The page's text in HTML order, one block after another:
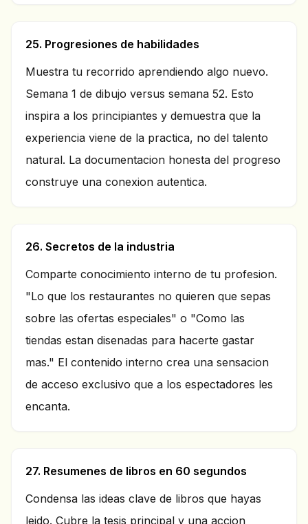
25. Progresiones de habilidades
Muestra tu recorrido aprendiendo algo nuevo.
Semana 1 de dibujo versus semana 52. Esto
inspira a los principiantes y demuestra que la
experiencia viene de la practica, no del talento
natural. La documentacion honesta del progreso
construye una conexion autentica.
26. Secretos de la industria
Comparte conocimiento interno de tu profesion.
"Lo que los restaurantes no quieren que sepas
sobre las ofertas especiales" o "Como las
tiendas estan disenadas para hacerte gastar
mas." El contenido interno crea una sensacion
de acceso exclusivo que a los espectadores les
encanta.
27. Resumenes de libros en 60 segundos
Condensa las ideas clave de libros que hayas
leido. Cubre la tesis principal y una accion